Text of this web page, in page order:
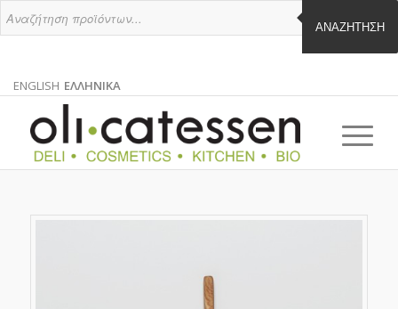
ΑΝΑΖΉΤΗΣΗ
ENGLISH
ΑΓΓΛΙΚΑ
ΕΛΛΗΝΙΚΑ
ΕΛΛΗΝΙΚΑ
EL